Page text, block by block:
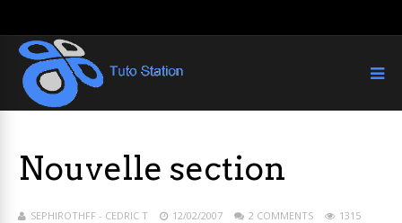
Nouvelle section
SEPHIROTHFF - CEDRIC T 12/02/2007 2 COMMENTS
1315